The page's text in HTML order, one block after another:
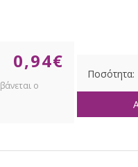
0,94€